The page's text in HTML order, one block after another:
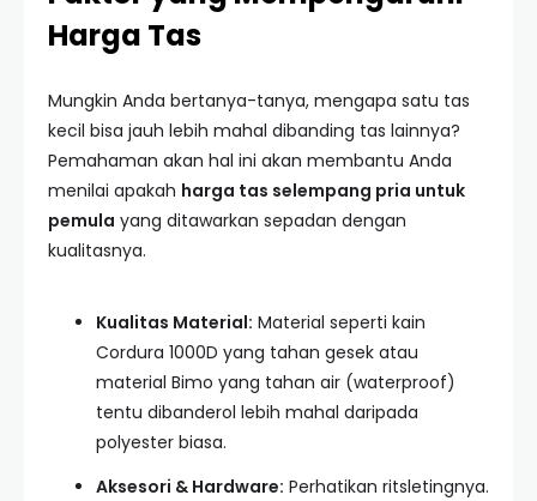
Harga Tas
Mungkin Anda bertanya-tanya, mengapa satu tas
kecil bisa jauh lebih mahal dibanding tas lainnya?
Pemahaman akan hal ini akan membantu Anda
menilai apakah harga tas selempang pria untuk
pemula yang ditawarkan sepadan dengan
kualitasnya.
Kualitas Material: Material seperti kain
Cordura 1000D yang tahan gesek atau
material Bimo yang tahan air (waterproof)
tentu dibanderol lebih mahal daripada
polyester biasa.
Aksesori & Hardware: Perhatikan ritsletingnya.